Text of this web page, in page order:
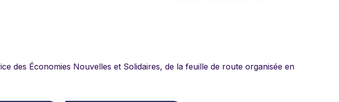
des Économies Nouvelles et Solidaires, de la feuille de route organisée en